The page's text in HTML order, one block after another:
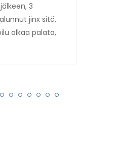
3
jinx sitä,
alkaa palata,